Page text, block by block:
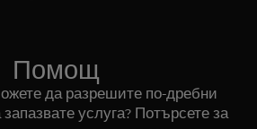
Помощ
да разрешите по-дребни
услуга? Потърсете за